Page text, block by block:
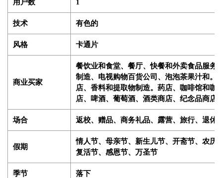
用户数 1
技术 有色的
风格 卡通片
商业买家
餐饮业和食堂、餐厅、快餐和外卖食品服务
制造、电视购物百货公司、泡泡茶果汁和。
店、香料和提取物制造。药店、咖啡馆和咖
店、啤酒、葡萄酒、酒类商店、纪念品商店
场合 返校、赠品、商务礼品、露营、旅行、退休
假期
情人节、母亲节、新生儿节、开斋节、农历
复活节、感恩节、万圣节
季节 落下